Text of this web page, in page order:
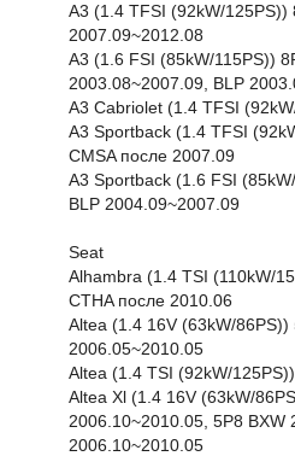
A3 (1.4 TFSI (92kW/125PS))
2007.09~2012.08
A3 (1.6 FSI (85kW/115PS))
2003.08~2007.09, BLP
A3 Cabriolet (1.4 TFSI
A3 Sportback (1.4 TFSI
CMSA после 2007.09
A3 Sportback (1.6 FSI
BLP 2004.09~2007.09
Seat
Alhambra (1.4 TSI (110kW/
CTHA после 2010.06
Altea (1.4 16V (63kW/
2006.05~2010.05
Altea (1.4 TSI (92kW/
Altea Xl (1.4 16V (63kW/
2006.10~2010.05, 5P8 BXW
2006.10~2010.05